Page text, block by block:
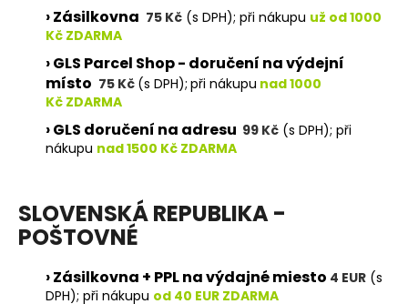
› Zásilkovna 75 Kč (s DPH); při nákupu už od 1000
Kč ZDARMA
› GLS Parcel Shop - doručení na výdejní
místo 75 Kč (s DPH); při nákupu nad 1000
Kč ZDARMA
› GLS doručení na adresu 99 Kč (s DPH); při
nákupu nad 1500 Kč ZDARMA
SLOVENSKÁ REPUBLIKA-
POŠTOVNÉ
› Zásilkovna + PPL na výdajné miesto 4 EUR (s
DPH); při nákupu od 40 EUR ZDARMA